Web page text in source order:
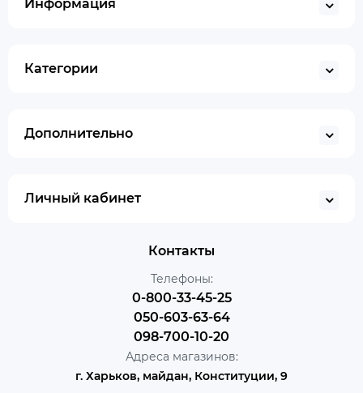
Информация
Категории
Дополнительно
Личный кабинет
Контакты
Телефоны:
0-800-33-45-25
050-603-63-64
098-700-10-20
Адреса магазинов:
г. Харьков, майдан, Конституции, 9